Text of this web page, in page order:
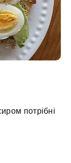
потрібні